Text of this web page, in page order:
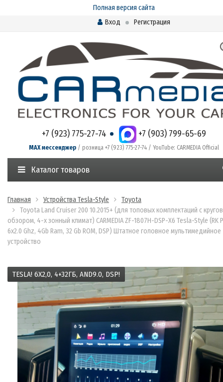
Полная версия сайта
Вход
Регистрация
+7 (923) 775-27-74 +7 (903) 799-65-69
MAX мессенджер/ розница +7 (923) 775-27-74 / YouTube: CARMEDIA Official
Каталог товаров
Главная Устройства Tesla-Style
Toyota
Toyota Land Cruiser 200 10.2015+ (для топовых комплектаций с
обзором, 4-х зонный климат) CARMEDIA ZF-1807H-DSP-X6 Tesla-Style (RK
6x2.0 Ghz, 4Gb Ram, 32 Gb ROM, DSP) Штатное головное мультимедийное
устройство
TESLA! 6X2,0, 4+32ГБ, AND9.0, DSP!